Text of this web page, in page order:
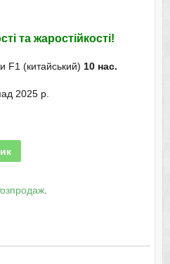
та жаростійкості!
F1 (китайський) 10 нас.
2025 р.
.